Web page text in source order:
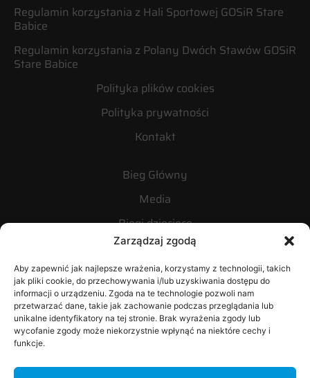
Zarządzaj zgodą
Aby zapewnić jak najlepsze wrażenia, korzystamy z technologii, takich
jak pliki cookie, do przechowywania i/lub uzyskiwania dostępu do
informacji o urządzeniu. Zgoda na te technologie pozwoli nam
przetwarzać dane, takie jak zachowanie podczas przeglądania lub
unikalne identyfikatory na tej stronie. Brak wyrażenia zgody lub
wycofanie zgody może niekorzystnie wpłynąć na niektóre cechy i
funkcje.
Regulamin korzystania z Hali Sportowej GOSiR Stare
Babice
Regulamin korzystania z Polany Dwóch Stawów GOSiR
Stare Babice
Polityka plików cookies
Polityka prywatności
Kontakt
Bieg Główny
Media
Biegi dziecięce
Nordic walking
Sponsorzy i Partnerzy
DZIESIĄTKA BABICKA